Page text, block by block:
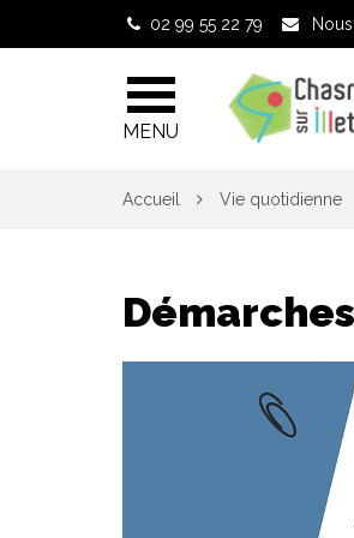
02 99 55 22 79
MENU
Accueil Vie quotidienne